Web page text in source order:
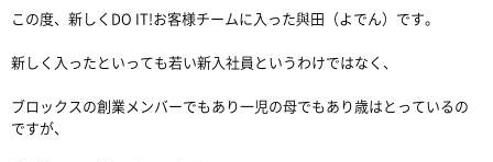
この度、新しくDO IT!お客様チームに入った與田（よでん）です。
新しく入ったといっても若い新入社員というわけではなく、
ブロックスの創業メンバーでもあり一児の母でもあり歳はとっているの
ですが、